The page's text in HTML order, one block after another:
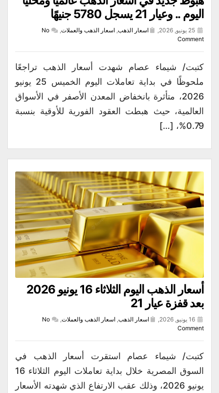
اليوم .. وعيار 21 يسجل 5780 جنيهًا
اسعار الذهب اسعار الذهب والعملات
No
Comment
كتبت/ شيماء عصام شهدت أسعار الذهب تراجعًا
ملحوظًا في بداية تعاملات اليوم الخميس 25 يونيو
2026، متأثرة بانخفاض المعدن الأصفر في الأسواق
العالمية، حيث هبطت العقود الفورية للأوقية بنسبة
0.79%، […]
أسعار الذهب اليوم الثلاثاء 16 يونيو 2026
بعد قفزة عيار 21
اسعار الذهب اسعار الذهب والعملات
No
Comment
كتبت/ شيماء عصام استقرت أسعار الذهب في
السوق المصرية خلال بداية تعاملات اليوم الثلاثاء 16
يونيو 2026، وذلك عقب الارتفاع الذي شهدته الأسعار